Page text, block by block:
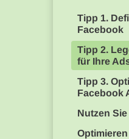
Tipp 1.
Facebook
Tipp 2.
für Ihre
Tipp 3.
Facebook
Nutzen